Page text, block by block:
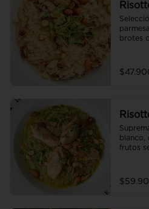
brotes
blanco,
frutos